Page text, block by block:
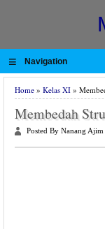
≡ Navigation
Home » Kelas XI »
Membedah
Posted By Nanang Ajim